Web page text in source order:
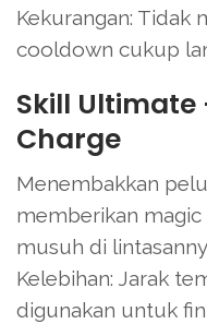
Kekurangan: Tidak
cooldown cukup
Skill
Charge
Menembakkan
memberikan
musuh di
Kelebihan: Jarak
digunakan untuk